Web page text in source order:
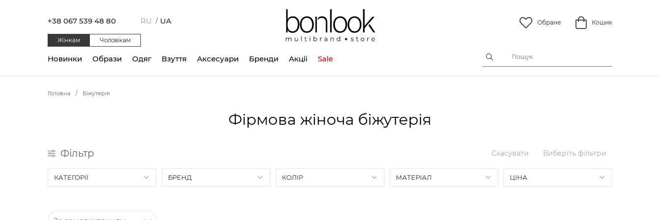
+38 067 539 48 80 RU / UA Обране Кошик
Жінкам Чоловікам
Одяг Взуття Аксесуари
Новинки Образи Бренди Акції Sale
Головна Біжутерія
Фірмова жіноча біжутерія
Фільтр Скасувати Виберіть фільтри
КАТЕГОРІЇ БРЕНД КОЛІР МАТЕРІАЛ ЦІНА